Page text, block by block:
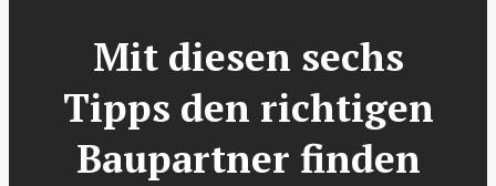
Mit diesen sechs
Tipps den richtigen
Baupartner finden